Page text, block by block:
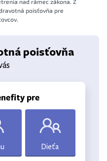
nad rámec zákona. Z
poisťovňa pre